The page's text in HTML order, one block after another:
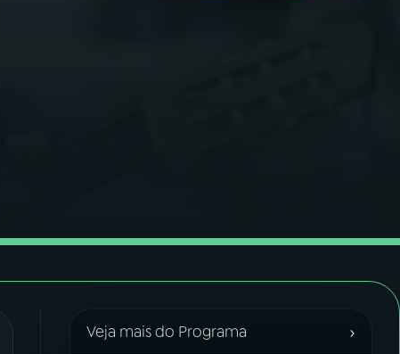
Veja mais do Programa ›